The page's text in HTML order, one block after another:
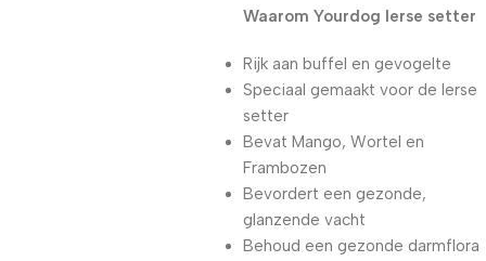
Waarom Yourdog Ierse setter
Rijk aan buffel en gevogelte
Speciaal gemaakt voor de Ierse
setter
Bevat Mango, Wortel en
Frambozen
Bevordert een gezonde,
glanzende vacht
Behoud een gezonde darmflora